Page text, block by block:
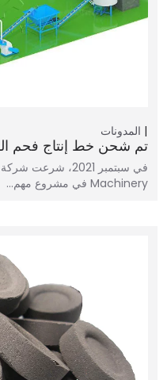
المدونات
تم شحن خط إنتاج فحم
Machinery في مشروع مهم…